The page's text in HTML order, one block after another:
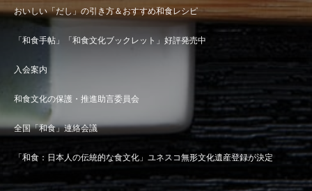
おいしい「だし」の引き方＆おすすめ和食レシピ
「和食手帖」「和食文化ブックレット」好評発売中
入会案内
和食文化の保護・推進助言委員会
全国「和食」連絡会議
「和食：日本人の伝統的な食文化」ユネスコ無形文化遺産登録が決定